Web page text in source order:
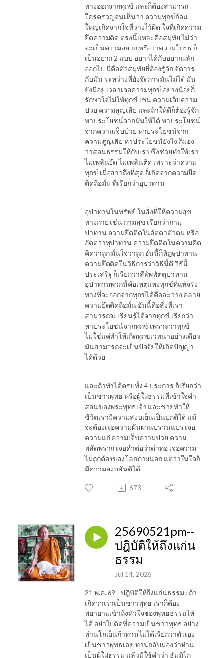
ทางออกจากทุกข์ และก็ต้องสามารถ
ใคร่ครวญจนเห็นว่า ความทุกข์ก้อน
ใหญ่เกิดจากใจที่วางไว้ผิด ใจที่เกิดความ
ยึดความติด ตรงนี้แหละคือสมุทัย ไม่ว่า
จะเป็นความอยาก หรือว่าความโกรธ ก็
เป็นอยาก 2 แบบ อยากได้กับอยากผลัก
ออกไป นี่คือตัวสมุทัยที่ต้องรู้จัก จัดการ
กับมัน ระหว่างที่ยังจัดการมันไม่ได้ มัน
ยังมีอยู่ เวลาเจอความทุกข์ อย่างน้อยก็
รักษาใจไม่ให้ทุกข์ เช่น ความเจ็บความ
ป่วย ความสูญเสีย และถ้าให้ดีก็ต้องรู้จัก
หาประโยชน์จากมันให้ได้ หาประโยชน์
จากความเจ็บป่วย หาประโยชน์จาก
ความสูญเสีย หาประโยชน์ยังไง ก็มอง
ว่าสอนธรรมให้กับเรา ซึ่งช่วยทำให้เรา
ไม่เพลินยึด ไม่เพลินติด เพราะว่าความ
ทุกข์ เมื่อสาวถึงที่สุด ก็เกิดจากความยึด
ติดถือมั่น ที่เรียกว่าอุปาทาน
อุปาทานในทรัพย์ ในสิ่งที่ให้ความสุข
ทางกาย เช่น กามสุข เรียกว่ากามุ
ปาทาน ความยึดติดในอัตตาตัวตน หรือ
อัตตวาทุปาทาน ความยึดติดในความคิด
คิดว่าถูก มั่นใจว่าถูก อันนี้ก็ทิฏฐุปาทาน
ความยึดติดในวิธีการว่าวิธีนี้ดี วิธีนี้
ประเสริฐ ก็เรียกว่าสีลัพพัตตุปาทาน
อุปาทานพวกนี้คือเหตุแห่งทุกข์ที่แท้จริง
ทางที่จะออกจากทุกข์ได้คือละวาง คลาย
ความยึดติดถือมั่น อันนี้คือสิ่งที่เรา
สามารถจะเรียนรู้ได้จากทุกข์ เรียกว่า
หาประโยชน์จากทุกข์ เพราะว่าทุกข์
ไม่ใช่แค่ทำให้เกิดทุกขเวทนาอย่างเดียว
มันสามารถจะเป็นปัจจัยให้เกิดปัญญา
ได้ด้วย
และถ้าทำได้ครบทั้ง 4 ประการ ก็เรียกว่า
เป็นชาวพุทธ หรือผู้ใฝ่ธรรมที่เข้าใจคำ
สอนของพระพุทธเจ้า และช่วยทำให้
ชีวิตเรามีความสงบเย็นเป็นปกติได้ แม้
จะต้องเจอความผันผวนปรวนแปร เจอ
ความแก่ ความเจ็บความป่วย ความ
พลัดพราก เจอคำต่อว่าด่าทอ เจอความ
ไม่ถูกต้องของโลกภายนอก แต่ว่าในใจก็
มีความสงบสันติได้
673
25690521pm--
ปฎิบัติให้ถึงแก่น
ธรรม
Jul 14, 2026
21 พ.ค. 69 - ปฎิบัติให้ถึงแก่นธรรม : ถ้า
เกิดว่าเราเป็นชาวพุทธ เราก็ต้อง
พยายามเข้าถึงหัวใจของพุทธธรรมให้
ได้ อย่าไปติดที่ความเป็นชาวพุทธ อย่าง
ท่านโกเอ็นก้าท่านไม่ได้เรียกว่าตัวเอง
เป็นชาวพุทธเลย ท่านกลับมองว่าท่าน
เป็นผู้ใฝ่ธรรม แล้วมีใช้คำว่า ธัมมิโก